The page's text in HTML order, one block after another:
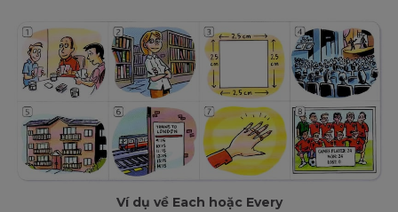
Ví dụ về Each hoặc Every